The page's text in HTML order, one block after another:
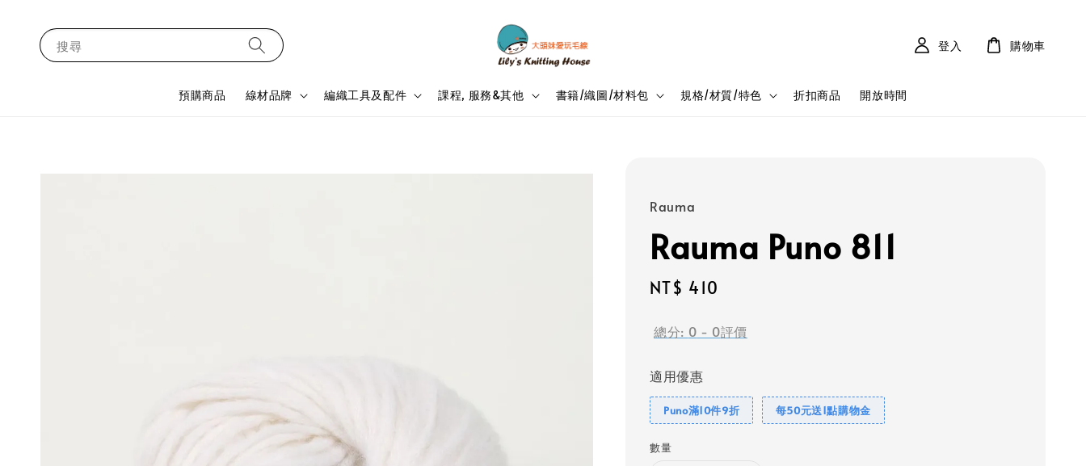
搜尋
預購商品 線材品牌 編織工具及配件 課程, 服務&其他 書籍/織圖/材料包 規格/材質/特色 折扣商品 開放時間
登入 購物車
Rauma
Rauma Puno 811
Regular
NT$ 410
總分: 0 - 0評價
適用優惠
Puno滿10件9折 每50元送1點購物金
數量